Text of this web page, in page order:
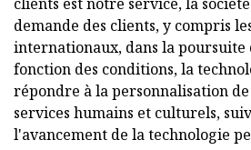
demande des clients, y compris
internationaux, dans la poursuite
fonction des conditions, la
répondre à la personnalisation de
services humains et culturels,
l'avancement de la technologie